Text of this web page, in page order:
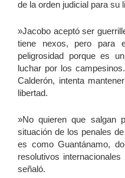
de la orden judicial para su
»Jacobo aceptó ser
tiene nexos, pero para
peligrosidad porque es
luchar por los
Calderón, intenta
libertad.
»No quieren que salgan
situación de los penales
es como Guantánamo,
resolutivos
señaló.